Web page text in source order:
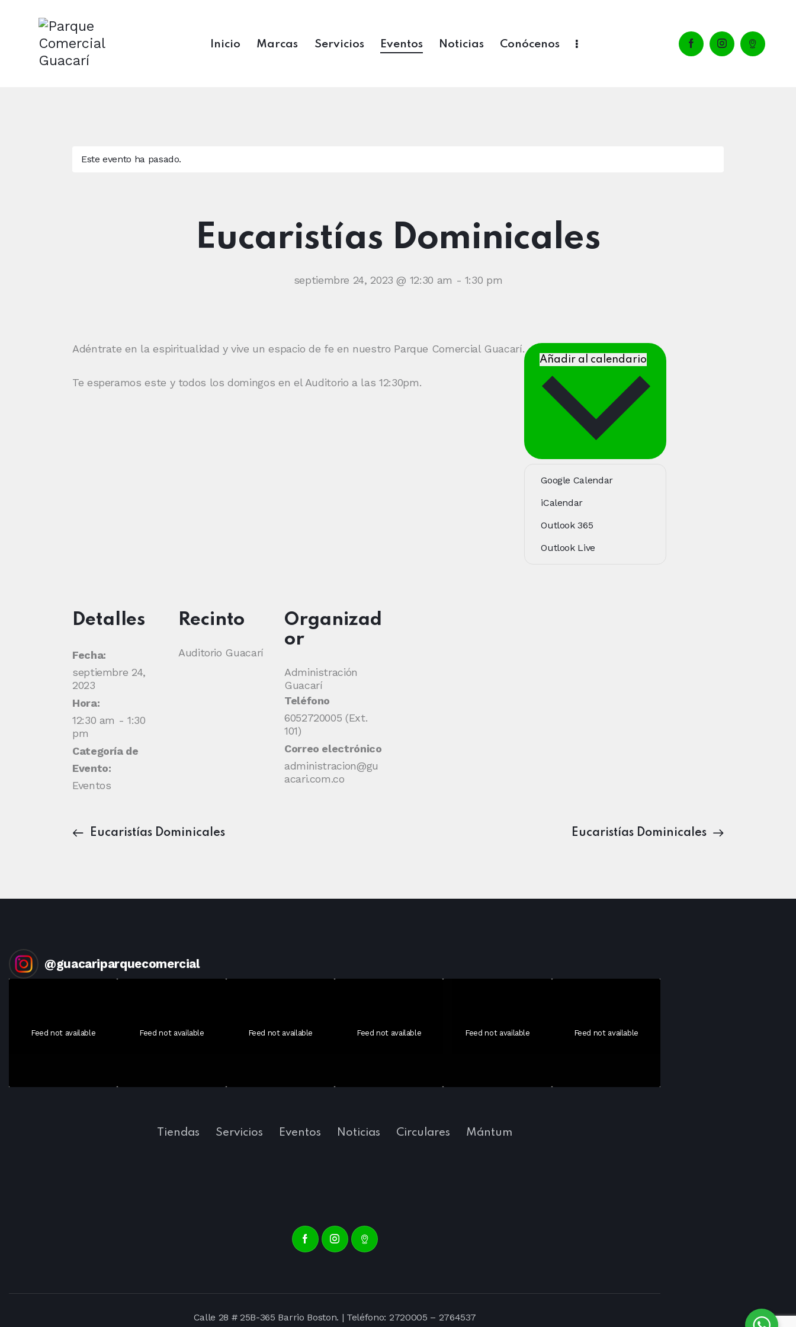
Inicio Marcas Servicios Eventos Noticias Conócenos
Este evento ha pasado.
Eucaristías Dominicales
septiembre 24, 2023 @ 12:30 am - 1:30 pm
Adéntrate en la espiritualidad y vive un espacio de fe en nuestro Parque Comercial Guacarí.
Te esperamos este y todos los domingos en el Auditorio a las 12:30pm.
Añadir al calendario
Google Calendar
iCalendar
Outlook 365
Outlook Live
Detalles
Fecha:
septiembre 24,
2023
Hora:
12:30 am - 1:30
pm
Categoría de
Evento:
Eventos
Recinto
Auditorio Guacarí
Organizad
or
Administración
Guacarí
Teléfono
6052720005 (Ext.
101)
Correo electrónico
administracion@gu
acari.com.co
Eucaristías Dominicales Eucaristías Dominicales
@guacariparquecomercial
Feed not available Feed not available Feed not available Feed not available Feed not available Feed not available
Tiendas Servicios Eventos Noticias Circulares Mántum
Calle 28 # 25B-365 Barrio Boston. | Teléfono: 2720005 – 2764537